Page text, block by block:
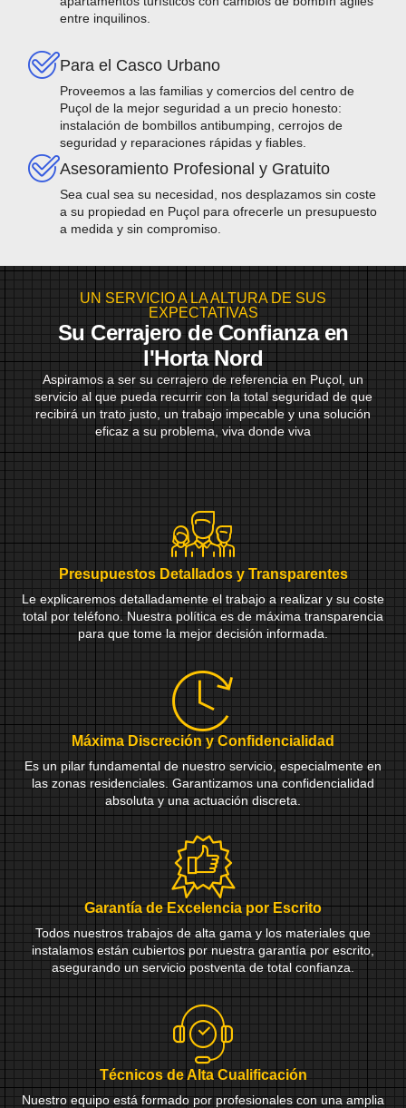
entre inquilinos.
Para el Casco Urbano
Proveemos a las familias y comercios del centro de
Puçol de la mejor seguridad a un precio honesto:
instalación de bombillos antibumping, cerrojos de
seguridad y reparaciones rápidas y fiables.
Asesoramiento Profesional y Gratuito
Sea cual sea su necesidad, nos desplazamos sin coste
a su propiedad en Puçol para ofrecerle un presupuesto
a medida y sin compromiso.
UN SERVICIO A LA ALTURA DE SUS
EXPECTATIVAS
Su Cerrajero de Confianza en
l'Horta Nord
Aspiramos a ser su cerrajero de referencia en Puçol, un
servicio al que pueda recurrir con la total seguridad de que
recibirá un trato justo, un trabajo impecable y una solución
eficaz a su problema, viva donde viva
Presupuestos Detallados y Transparentes
Le explicaremos detalladamente el trabajo a realizar y su coste
total por teléfono. Nuestra política es de máxima transparencia
para que tome la mejor decisión informada.
Máxima Discreción y Confidencialidad
Es un pilar fundamental de nuestro servicio, especialmente en
las zonas residenciales. Garantizamos una confidencialidad
absoluta y una actuación discreta.
Garantía de Excelencia por Escrito
Todos nuestros trabajos de alta gama y los materiales que
instalamos están cubiertos por nuestra garantía por escrito,
asegurando un servicio postventa de total confianza.
Técnicos de Alta Cualificación
Nuestro equipo está formado por profesionales con una amplia